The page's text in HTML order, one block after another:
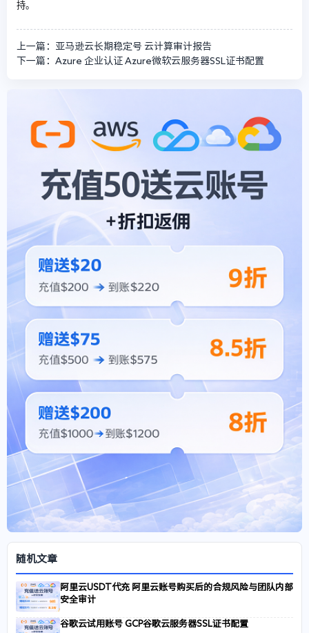
持。
上一篇：亚马逊云长期稳定号 云计算审计报告
下一篇：Azure 企业认证 Azure微软云服务器SSL证书配置
随机文章
阿里云USDT代充 阿里云账号购买后的合规风险与团队内部
安全审计
谷歌云试用账号 GCP谷歌云服务器SSL证书配置